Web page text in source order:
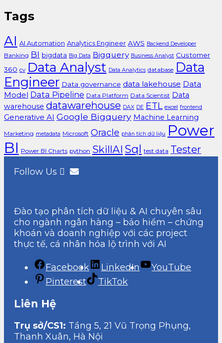
Tags
AI AI Automation Analytics Engineer AWS Backend Developer
Banking BI bigdata Big Data Bigquery Business Analyst Customer
360 cv Data Analyst Data Analytics database Data
Engineer Data governance data lakehouse Data
Model Data Pipeline Data Platform Data Scientist Data
warehouse datawarehouse DAX DE ETL excel frontend
Generative AI Google Bigquery Machine Learning
Marketing metadata Microsoft Oracle phân tích dữ liệu
Power
BI Power BI Charts python SkillAI Sql test data Tester
Follow Us
Đào tạo phân tích dữ liệu & AI chuyên sâu
cho ngành ngân hàng – bảo hiểm – chứng
khoán và doanh nghiệp với các project
thực tế, cá nhân hóa lộ trình với AI
Facebook LinkedIn
YouTube
Pinterest
TikTok
Liên Hệ
Trụ sở/CS1: Tầng 5, 21 Vũ Trọng Phụng,
Thanh Xuân, Hà Nội